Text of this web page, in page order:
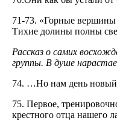
71-73. «Горные вершины
Тихие долины полны
Рассказ о самих
группы. В душе
74. …Но нам день новый
75. Первое,
крестного отца нашего